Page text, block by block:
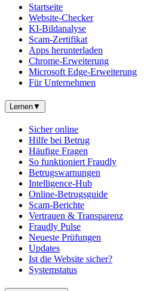
Startseite
Website-Checker
KI-Bildanalyse
Scam-Zertifikat
Apps herunterladen
Chrome-Erweiterung
Microsoft Edge-Erweiterung
Für Unternehmen
Lernen▼
Sicher online
Hilfe bei Betrug
Häufige Fragen
So funktioniert Fraudly
Betrugswarnungen
Intelligence-Hub
Online-Betrugsguide
Scam-Berichte
Vertrauen & Transparenz
Fraudly Pulse
Neueste Prüfungen
Updates
Ist die Website sicher?
Systemstatus